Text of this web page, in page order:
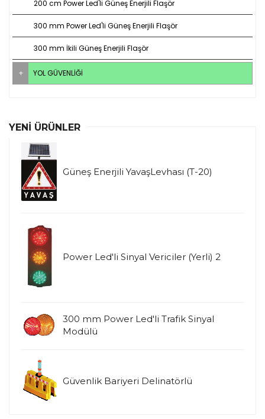
200 cm Power Led'li Güneş Enerjili Flaşör
300 mm Power Led'li Güneş Enerjili Flaşör
300 mm İkili Güneş Enerjili Flaşör
YOL GÜVENLIĞI
YENI ÜRÜNLER
Güneş Enerjili YavaşLevhası (T-20)
Power Led'li Sinyal Vericiler (Yerli) 2
300 mm Power Led'li Trafik Sinyal
Modülü
Güvenlik Bariyeri Delinatörlü